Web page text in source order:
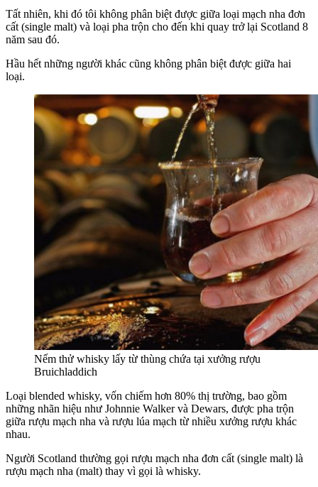
Tất nhiên, khi đó tôi không phân biệt được giữa loại mạch nha đơn
cất (single malt) và loại pha trộn cho đến khi quay trở lại Scotland 8
năm sau đó.
Hầu hết những người khác cũng không phân biệt được giữa hai
loại.
Nếm thử whisky lấy từ thùng chứa tại xưởng rượu
Bruichladdich
Loại blended whisky, vốn chiếm hơn 80% thị trường, bao gồm
những nhãn hiệu như Johnnie Walker và Dewars, được pha trộn
giữa rượu mạch nha và rượu lúa mạch từ nhiều xưởng rượu khác
nhau.
Người Scotland thường gọi rượu mạch nha đơn cất (single malt) là
rượu mạch nha (malt) thay vì gọi là whisky.